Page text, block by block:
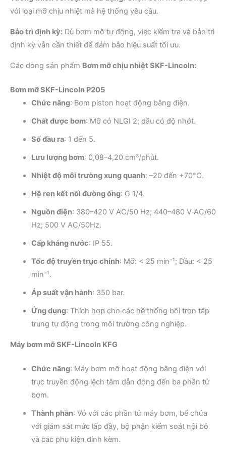
với loại mỡ chịu nhiệt mà hệ thống yêu cầu.
Bảo trì định kỳ: Dù bơm mỡ tự động, việc kiểm tra và bảo trì
định kỳ vẫn cần thiết để đảm bảo hiệu suất tối ưu.
Các dòng sản phẩm Bơm mỡ chịu nhiệt SKF-Lincoln:
Bơm mỡ SKF-Lincoln P205
Chức năng: Bơm piston hoạt động bằng điện.
Chất được bơm: Mỡ có NLGI 2; dầu có độ nhớt.
Số đầu ra: 1 đến 5.
Lưu lượng bơm: 0,08–4,20 cm³/phút.
Nhiệt độ môi trường xung quanh: –20 đến +70°C.
Hệ ren kết nối đường ống: G 1/4.
Nguồn điện: 380–420 V AC/50 Hz; 440–480 V AC/60
Hz; 500 V AC/50Hz.
Cấp kháng nước: IP 55.
Tốc độ truyền trục chính: Mỡ: < 25 min⁻¹; Dầu: < 25
min⁻¹.
Áp suất vận hành: 350 bar.
Ứng dụng: Thích hợp cho các hệ thống bôi trơn tập
trung tự động trong môi trường công nghiệp.
Máy bơm mỡ SKF-Lincoln KFG
Chức năng: Máy bơm mỡ hoạt động bằng điện với
trục truyền động lệch tâm dẫn động đến ba phần tử
bơm.
Thành phần: Vỏ với các phần tử máy bơm, bể chứa
với giám sát mức lấp đầy, bộ phận kiểm soát nội bộ
và các phụ kiện đính kèm.